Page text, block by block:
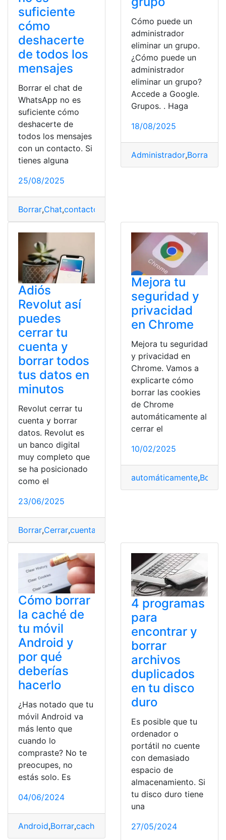
suficiente
cómo
deshacerte
de todos los
mensajes
Borrar el chat de
WhatsApp no es
suficiente cómo
deshacerte de
todos los mensajes
con un contacto. Si
tienes alguna
25/08/2025
Borrar,Chat,contacto
Cómo puede un
administrador
eliminar un grupo.
¿Cómo puede un
administrador
eliminar un grupo?
Accede a Google.
Grupos. . Haga
18/08/2025
Administrador,Borrar
Adiós
Revolut así
puedes
cerrar tu
cuenta y
borrar todos
tus datos en
minutos
Revolut cerrar tu
cuenta y borrar
datos. Revolut es
un banco digital
muy completo que
se ha posicionado
como el
23/06/2025
Borrar,Cerrar,cuenta
Mejora tu
seguridad y
privacidad
en Chrome
Mejora tu seguridad
y privacidad en
Chrome. Vamos a
explicarte cómo
borrar las cookies
de Chrome
automáticamente al
cerrar el
10/02/2025
automáticamente,Borrar
Cómo borrar
la caché de
tu móvil
Android y
por qué
deberías
hacerlo
¿Has notado que tu
móvil Android va
más lento que
cuando lo
compraste? No te
preocupes, no
estás solo. Es
04/06/2024
Android,Borrar,cache deberías,Hacerlo,Móvil
4 programas
para
encontrar y
borrar
archivos
duplicados
en tu disco
duro
Es posible que tu
ordenador o
portátil no cuente
con demasiado
espacio de
almacenamiento. Si
tu disco duro tiene
una
27/05/2024